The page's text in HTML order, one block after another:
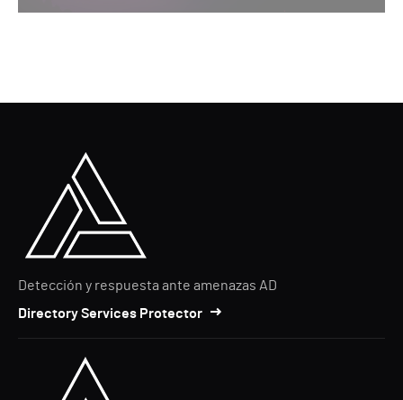
Detección y respuesta ante amenazas AD
Directory Services Protector